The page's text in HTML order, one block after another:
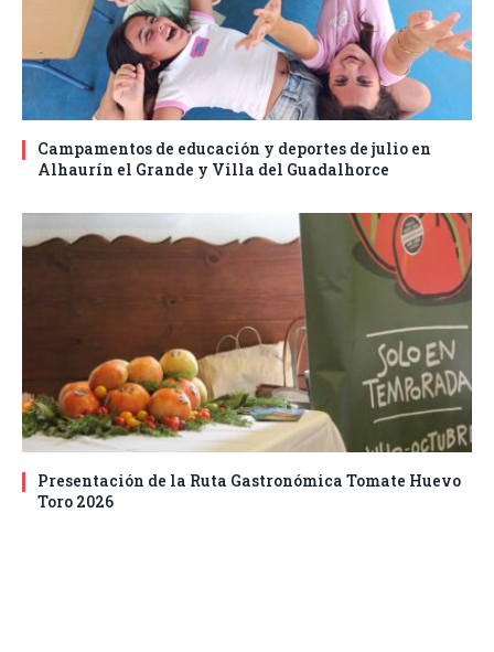
Campamentos de educación y deportes de julio en
Alhaurín el Grande y Villa del Guadalhorce
Presentación de la Ruta Gastronómica Tomate Huevo
Toro 2026